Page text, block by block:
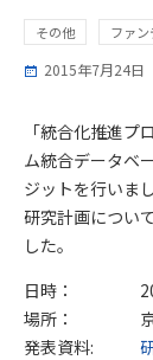
その他 ファ
2015年7月24日
「統合化推進
ム統合データベ
ジットを行いま
研究計画につい
した。
日時：
場所：
発表資料: